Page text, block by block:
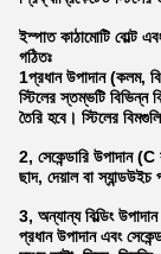
ইস্পাত কাঠামোটি বোল্ট
গঠিতঃ
1প্রধান উপাদান (কলম,
স্টিলের স্তম্ভটি বিভিন্ন
তৈরি হবে। স্টিলের
2, সেকেন্ডারি উপাদান
ছাদ, দেয়াল বা
3, অন্যান্য বিল্ডিং
প্রধান উপাদান এবং